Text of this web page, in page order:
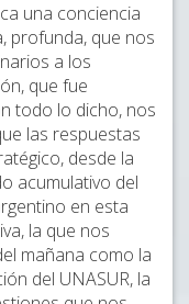
una conciencia
profunda, que nos
a los
que fue
todo lo dicho, nos
las respuestas
desde la
acumulativo del
en esta
la que nos
mañana como la
del UNASUR, la